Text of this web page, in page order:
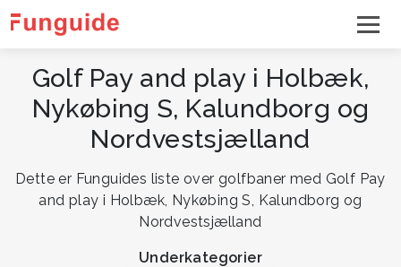
Golf Pay and play i Holbæk,
Nykøbing S, Kalundborg og
Nordvestsjælland
Dette er Funguides liste over golfbaner med Golf Pay
and play i Holbæk, Nykøbing S, Kalundborg og
Nordvestsjælland
Underkategorier